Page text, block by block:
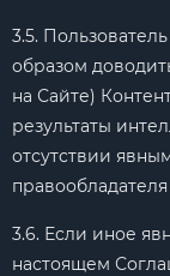
3.5.
образом
на Сайте)
результаты
отсутствии
3.6. Если иное
настоящем